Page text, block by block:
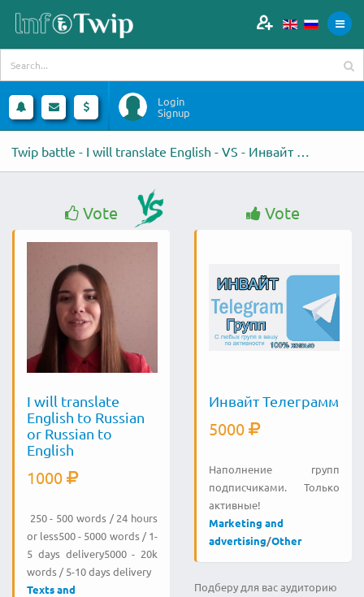
Login
Signup
Twip battle - I will translate English - VS - Инвайт Телеграмм
Vote
I will translate
English to Russian
or Russian to
English
1000
250 - 500 words / 24 hours
or less500 - 5000 words / 1-
5 days delivery5000 - 20k
words / 5-10 days delivery
Texts and
Vote
Инвайт Телеграмм
5000
Наполнение групп
подписчиками. Только
активные!
Marketing and
advertising/Other
Подберу для вас аудиторию